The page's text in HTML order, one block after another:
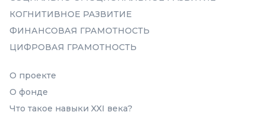
Понимание эмоций
Эмоциональное
КОГНИТИВНОЕ РАЗВИТИЕ
ФИНАНСОВАЯ ГРАМОТНОСТЬ
ЦИФРОВАЯ ГРАМОТНОСТЬ
О проекте
О фонде
Что такое навыки XXI века?